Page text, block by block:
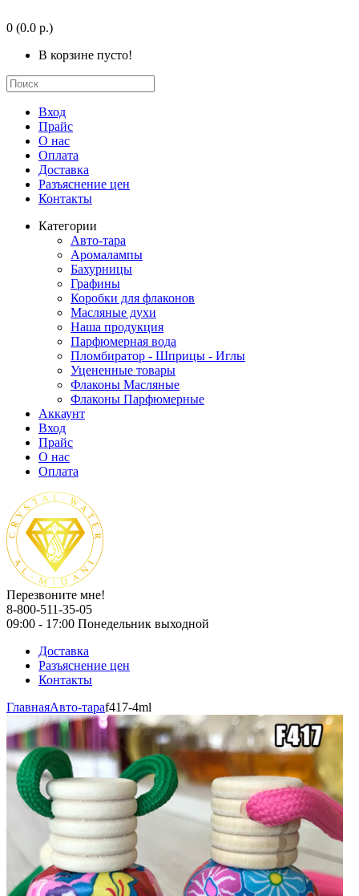
0 (0.0 р.)
В корзине пусто!
Вход
Прайс
О нас
Оплата
Доставка
Разъяснение цен
Контакты
Категории
Авто-тара
Аромалампы
Бахурницы
Графины
Коробки для флаконов
Масляные духи
Наша продукция
Парфюмерная вода
Пломбиратор - Шприцы - Иглы
Уцененные товары
Флаконы Масляные
Флаконы Парфюмерные
Аккаунт
Вход
Прайс
О нас
Оплата
Перезвоните мне!
8-800-511-35-05
09:00 - 17:00 Понедельник выходной
Доставка
Разъяснение цен
Контакты
ГлавнаяАвто-тараf417-4ml